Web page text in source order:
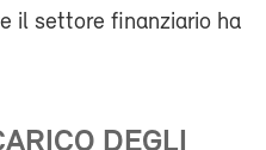
il settore finanziario ha
DEGLI